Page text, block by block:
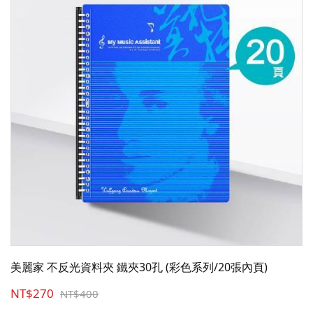
美麗家 不反光資料夾 鐵夾30孔 (彩色系列/20張內頁)
NT$270 NT$400